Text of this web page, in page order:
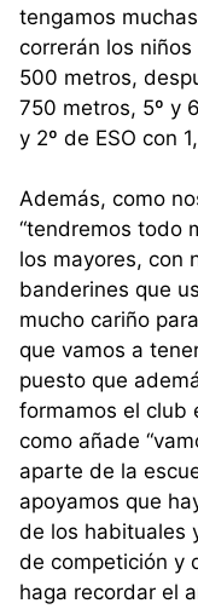
tengamos
correrán los niños
500 metros,
750 metros, 5º y
y 2º de ESO con
Además, como
“tendremos todo
los mayores, con
banderines que
mucho cariño
que vamos a
puesto que
formamos el club
como añade
aparte de la
apoyamos que
de los habituales
de competición y
haga recordar el